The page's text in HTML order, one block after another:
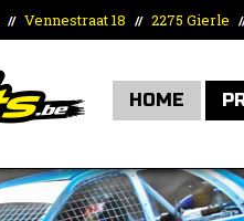
// Vennestraat 18 // 2275 Gierle
HOME